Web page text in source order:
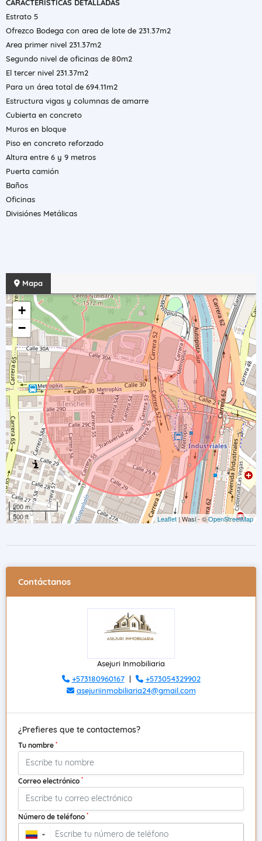
CARACTERISTICAS DETALLADAS
Estrato 5
Ofrezco Bodega con area de lote de 231.37m2
Area primer nivel 231.37m2
Segundo nivel de oficinas de 80m2
El tercer nivel 231.37m2
Para un área total de 694.11m2
Estructura vigas y columnas de amarre
Cubierta en concreto
Muros en bloque
Piso en concreto reforzado
Altura entre 6 y 9 metros
Puerta camión
Baños
Oficinas
Divisiónes Metálicas
Mapa
+
−
200 m
500 ft
Leaflet | Wasi - ©OpenStreetMap
Contáctanos
Asejuri Inmobiliaria
+573180960167|
+573054329902
asejuriinmobiliaria24@gmail.com
¿Prefieres que te contactemos?
Tu nombre *
Correo electrónico *
Número de teléfono *
▼